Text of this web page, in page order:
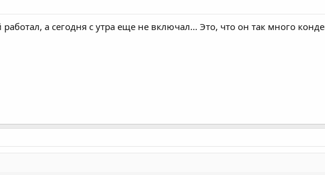
а сегодня с утра еще не включал... Это, что он так много